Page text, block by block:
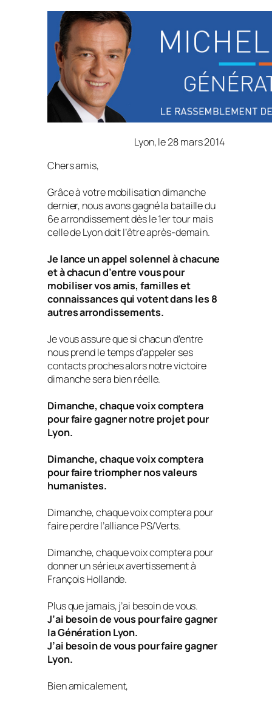
Lyon, le 28 mars 2014
Chers amis,
Grâce à votre mobilisation dimanche
dernier, nous avons gagné la bataille du
6e arrondissement dès le 1er tour mais
celle de Lyon doit l’être après-demain.
Je lance un appel solennel à chacune
et à chacun d’entre vous pour
mobiliser vos amis, familles et
connaissances qui votent dans les 8
autres arrondissements.
Je vous assure que si chacun d’entre
nous prend le temps d’appeler ses
contacts proches alors notre victoire
dimanche sera bien réelle.
Dimanche, chaque voix comptera
pour faire gagner notre projet pour
Lyon.
Dimanche, chaque voix comptera
pour faire triompher nos valeurs
humanistes.
Dimanche, chaque voix comptera pour
faire perdre l’alliance PS/Verts.
Dimanche, chaque voix comptera pour
donner un sérieux avertissement à
François Hollande.
Plus que jamais, j’ai besoin de vous.
J’ai besoin de vous pour faire gagner
la Génération Lyon.
J’ai besoin de vous pour faire gagner
Lyon.
Bien amicalement,